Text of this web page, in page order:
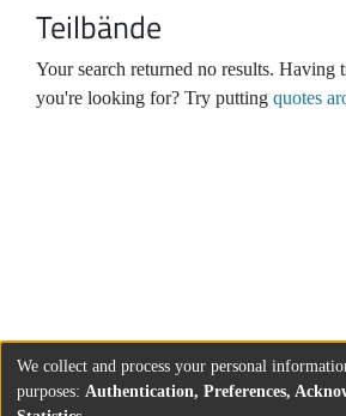
Teilbände
Your search returned no results.
you're looking for? Try putting quotes
We collect and process your personal
purposes: Authentication, Preferences,